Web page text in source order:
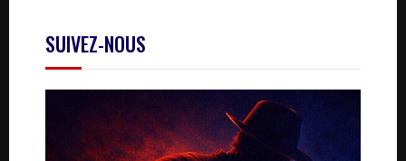
SUIVEZ-NOUS